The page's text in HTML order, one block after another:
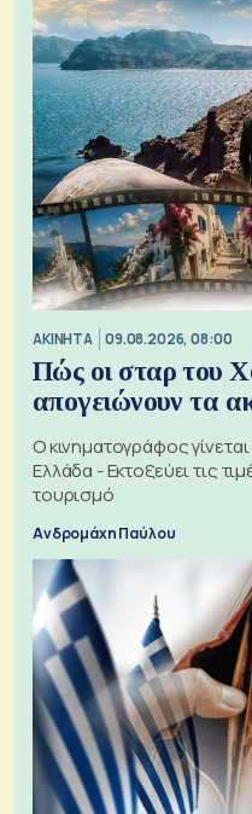
ΑΚΙΝΗΤΑ 09.08.2026, 08:00
Πώς οι σταρ του
απογειώνουν τα
Ο κινηματογράφος
Ελλάδα - Εκτοξεύει τις
τουρισμό
Ανδρομάχη Παύλου